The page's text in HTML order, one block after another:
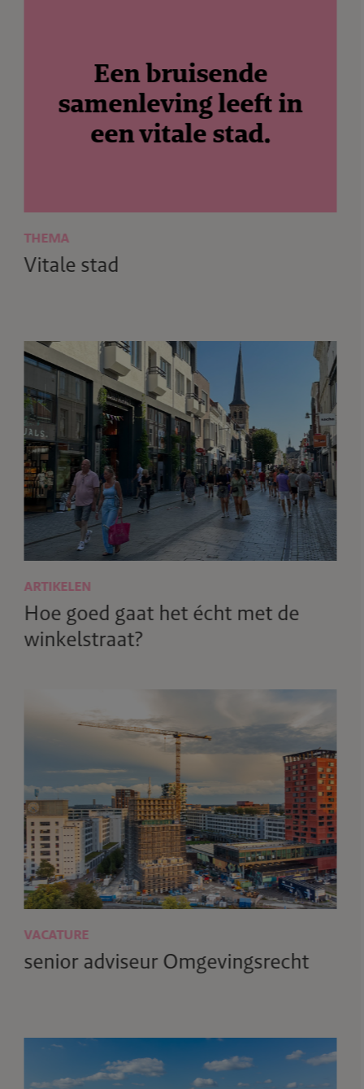
THEMA
Vitale stad
ARTIKELEN
Hoe goed gaat het écht met de
winkelstraat?
VACATURE
senior adviseur Omgevingsrecht